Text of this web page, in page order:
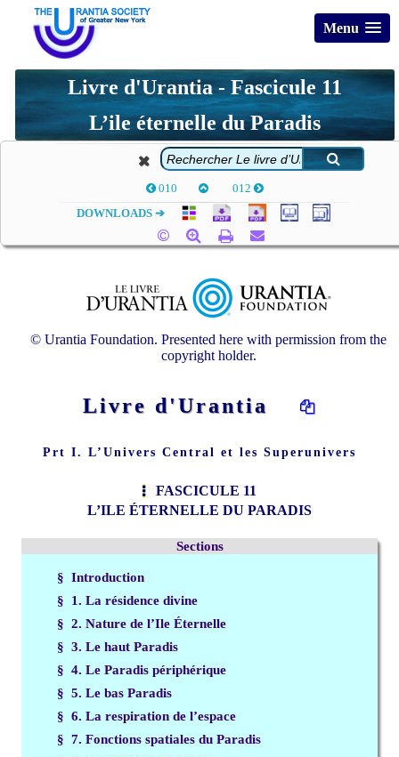
Menu
Livre d'Urantia - Fascicule 11
L’ile éternelle du Paradis
010 012
DOWNLOADS ➔
© Urantia Foundation. Presented here with permission from the
copyright holder.
Livre d'Urantia
Prt I. L’Univers Central et les Superunivers
FASCICULE 11
L’ILE ÉTERNELLE DU PARADIS
Sections
§ Introduction
§ 1. La résidence divine
§ 2. Nature de l’Ile Éternelle
§ 3. Le haut Paradis
§ 4. Le Paradis périphérique
§ 5. Le bas Paradis
§ 6. La respiration de l’espace
§ 7. Fonctions spatiales du Paradis